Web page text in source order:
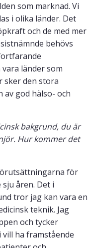
som marknad. Vi
i olika länder. Det
och de med mer
behövs
länder som
sker den stora
av god hälso- och
bakgrund, du är
Hur kommer det
för
åren. Det i
tror jag kan vara en
teknik. Jag
och tycker
ha framstående